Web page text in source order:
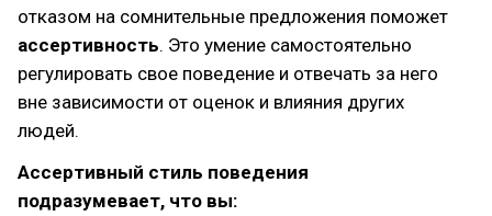
отказом на сомнительные предложения поможет
ассертивность. Это умение самостоятельно
регулировать свое поведение и отвечать за него
вне зависимости от оценок и влияния других
людей.
Ассертивный стиль поведения
подразумевает, что вы: